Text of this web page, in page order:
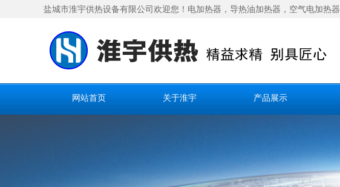
盐城市淮宇供热设备有限公司欢迎您！电加热器， 导热油加热器 ， 空气电加热器
网站首页 关于淮宇 产品展示